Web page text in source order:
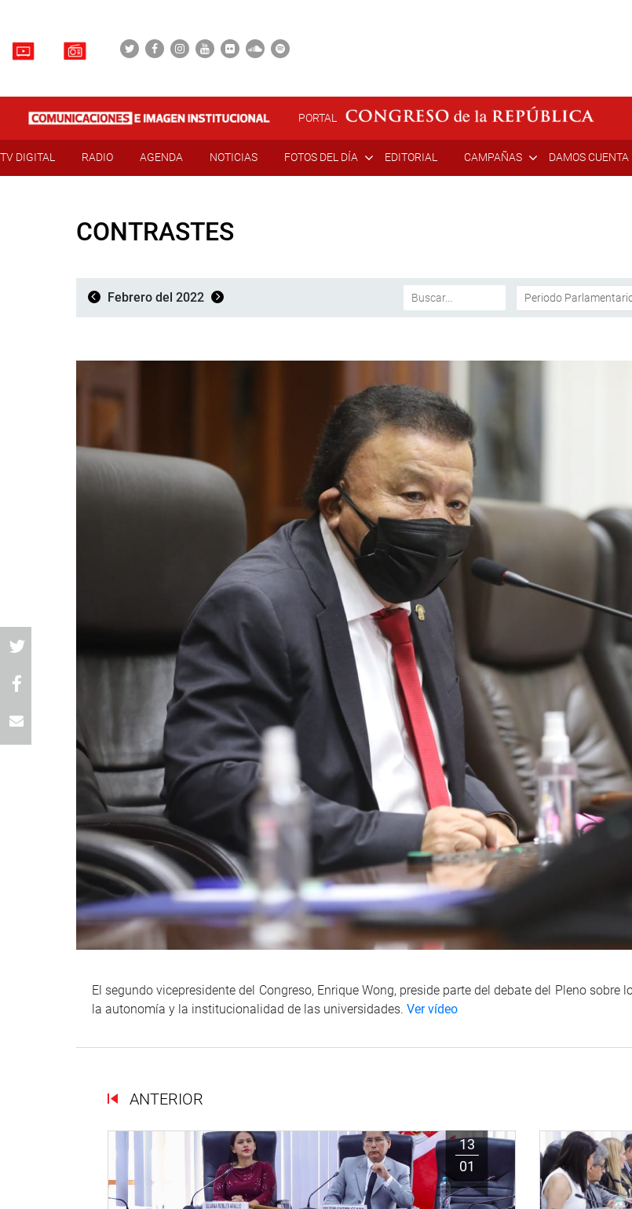
PORTAL
TV DIGITAL RADIO AGENDA NOTICIAS FOTOS DEL DÍA EDITORIAL CAMPAÑAS DAMOS CUENTA
CONTRASTES
Febrero del 2022
El segundo vicepresidente del Congreso, Enrique Wong, preside parte del debate del Pleno
la autonomía y la institucionalidad de las universidades. Ver vídeo
ANTERIOR
13
01